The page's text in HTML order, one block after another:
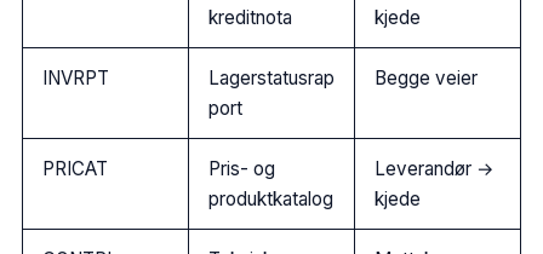
kreditnota
kjede
INVRPT
Lagerstatusrap
port
Begge veier
PRICAT
Pris- og
produktkatalog
Leverandør →
kjede